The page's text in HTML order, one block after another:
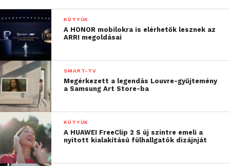
KÜTYÜK
A HONOR mobilokra is elérhetők lesznek az
ARRI megoldásai
SMART-TV
Megérkezett a legendás Louvre-gyűjtemény
a Samsung Art Store-ba
KÜTYÜK
A HUAWEI FreeClip 2 S új szintre emeli a
nyitott kialakítású fülhallgatók dizájnját